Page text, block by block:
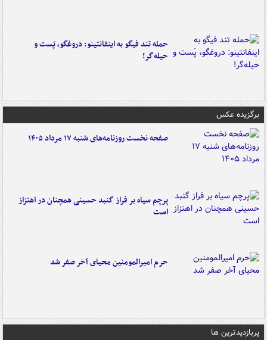
حمله تند فیگو به اینفانتینو: دروغگو، پَست‌ و
حیله‌گر!
برگزیده عکس
صفحه نخست روزنامه‌های شنبه ۱۷ مرداد ۱۴۰۵
پرچم سیاه بر فراز گنبد حسینی همچنان در اهتزاز
است
حرم امیرالمومنین محیای آخر صفر شد
پربازدیدترین ها